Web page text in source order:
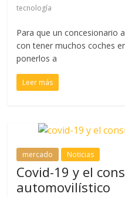
tecnología
Para que un concesionario
con tener muchos coches
ponerlos a
Leer más
mercado Noticias
Covid-19 y el
automovilístico